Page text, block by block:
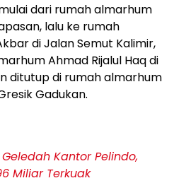
dari rumah almarhum
lalu ke rumah
di Jalan Semut Kalimir,
Ahmad Rijalul Haq di
ditutup di rumah almarhum
Gadukan.
Kantor Pelindo,
Miliar Terkuak